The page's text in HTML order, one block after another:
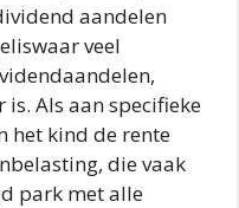
aandelen
veel
Als aan specifieke
het kind de rente
die vaak
park met alle